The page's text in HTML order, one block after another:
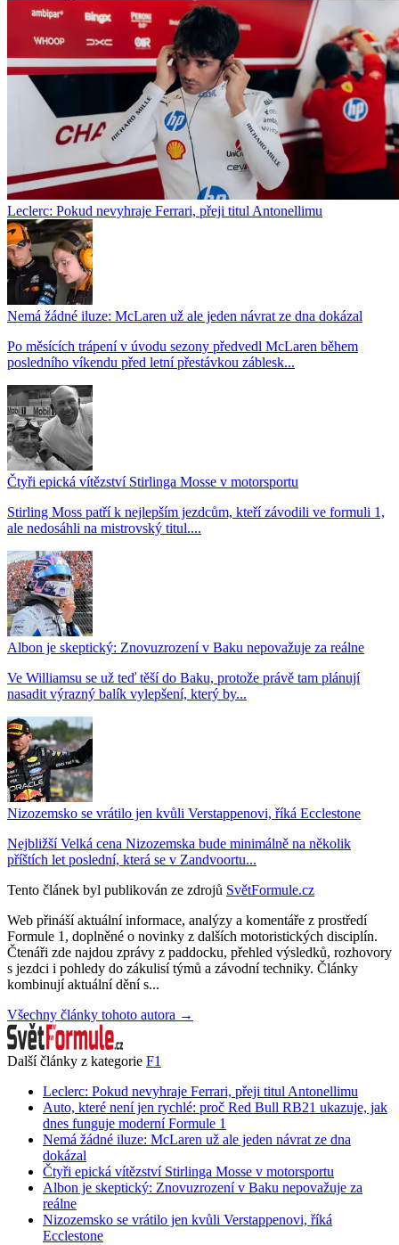
Leclerc: Pokud nevyhraje Ferrari, přeji titul Antonellimu
Nemá žádné iluze: McLaren už ale jeden návrat ze dna dokázal
Po měsících trápení v úvodu sezony předvedl McLaren během
posledního víkendu před letní přestávkou záblesk...
Čtyři epická vítězství Stirlinga Mosse v motorsportu
Stirling Moss patří k nejlepším jezdcům, kteří závodili ve formuli 1,
ale nedosáhli na mistrovský titul....
Albon je skeptický: Znovuzrození v Baku nepovažuje za reálne
Ve Williamsu se už teď těší do Baku, protože právě tam plánují
nasadit výrazný balík vylepšení, který by...
Nizozemsko se vrátilo jen kvůli Verstappenovi, říká Ecclestone
Nejbližší Velká cena Nizozemska bude minimálně na několik
příštích let poslední, která se v Zandvoortu...
Tento článek byl publikován ze zdrojů SvětFormule.cz
Web přináší aktuální informace, analýzy a komentáře z prostředí
Formule 1, doplněné o novinky z dalších motoristických disciplín.
Čtenáři zde najdou zprávy z paddocku, přehled výsledků, rozhovory
s jezdci i pohledy do zákulisí týmů a závodní techniky. Články
kombinují aktuální dění s...
Všechny články tohoto autora →
Další články z kategorie F1
Leclerc: Pokud nevyhraje Ferrari, přeji titul Antonellimu
Auto, které není jen rychlé: proč Red Bull RB21 ukazuje, jak
dnes funguje moderní Formule 1
Nemá žádné iluze: McLaren už ale jeden návrat ze dna
dokázal
Čtyři epická vítězství Stirlinga Mosse v motorsportu
Albon je skeptický: Znovuzrození v Baku nepovažuje za
reálne
Nizozemsko se vrátilo jen kvůli Verstappenovi, říká
Ecclestone